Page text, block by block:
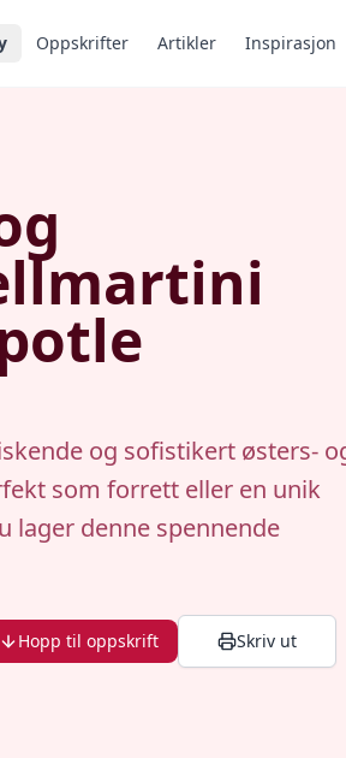
Oppskrifter Artikler Inspirasjon
og sofistikert østers-
som forrett eller en unik
lager denne spennende
Hopp til oppskrift Skriv ut